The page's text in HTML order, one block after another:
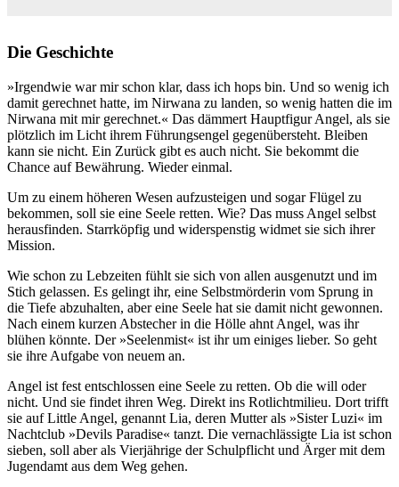
Die Geschichte
»Irgendwie war mir schon klar, dass ich hops bin. Und so wenig ich
damit gerechnet hatte, im Nirwana zu landen, so wenig hatten die im
Nirwana mit mir gerechnet.« Das dämmert Hauptfigur Angel, als sie
plötzlich im Licht ihrem Führungsengel gegenübersteht. Bleiben
kann sie nicht. Ein Zurück gibt es auch nicht. Sie bekommt die
Chance auf Bewährung. Wieder einmal.
Um zu einem höheren Wesen aufzusteigen und sogar Flügel zu
bekommen, soll sie eine Seele retten. Wie? Das muss Angel selbst
herausfinden. Starrköpfig und widerspenstig widmet sie sich ihrer
Mission.
Wie schon zu Lebzeiten fühlt sie sich von allen ausgenutzt und im
Stich gelassen. Es gelingt ihr, eine Selbstmörderin vom Sprung in
die Tiefe abzuhalten, aber eine Seele hat sie damit nicht gewonnen.
Nach einem kurzen Abstecher in die Hölle ahnt Angel, was ihr
blühen könnte. Der »Seelenmist« ist ihr um einiges lieber. So geht
sie ihre Aufgabe von neuem an.
Angel ist fest entschlossen eine Seele zu retten. Ob die will oder
nicht. Und sie findet ihren Weg. Direkt ins Rotlichtmilieu. Dort trifft
sie auf Little Angel, genannt Lia, deren Mutter als »Sister Luzi« im
Nachtclub »Devils Paradise« tanzt. Die vernachlässigte Lia ist schon
sieben, soll aber als Vierjährige der Schulpflicht und Ärger mit dem
Jugendamt aus dem Weg gehen.